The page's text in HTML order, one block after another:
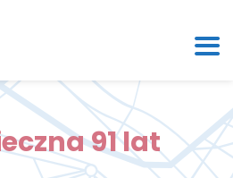
91 lat